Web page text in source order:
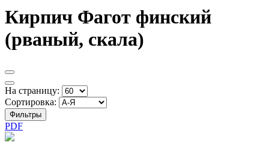
Кирпич Фагот финский
(рваный, скала)
На страницу:
Сортировка:
Фильтры
PDF